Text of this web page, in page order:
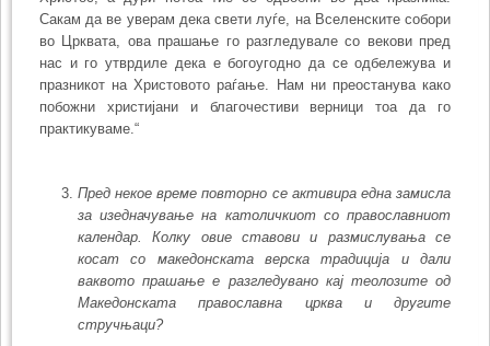
Сакам да ве уверам дека свети луѓе, на Вселенските собори
во Црквата, ова прашање го разгледувале со векови пред
нас и го утврдиле дека е богоугодно да се одбе­ле­жува и
празникот на Христовото раѓање. Нам ни преостанува како
побожни христи­јани и благочестиви верници тоа да го
практикуваме.“
Пред некое време повторно се активира една замисла
за изедна­чу­вање на католичкиот со православниот
календар. Колку овие ставови и размислувања се
косат со македонската верска традиција и дали
ваквото прашање е разгледувано кај теолозите од
Македонската православна црква и другите
стручњаци?